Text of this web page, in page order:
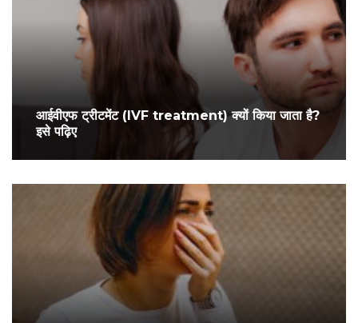
आईवीएफ ट्रीटमेंट (IVF treatment) क्यों किया जाता है?
इसे पढ़िए